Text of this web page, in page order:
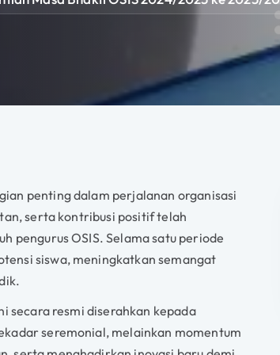
penting dalam perjalanan organisasi
serta kontribusi positif telah
pengurus OSIS. Selama satu periode
siswa, meningkatkan semangat
secara resmi diserahkan kepada
seremonial, melainkan momentum